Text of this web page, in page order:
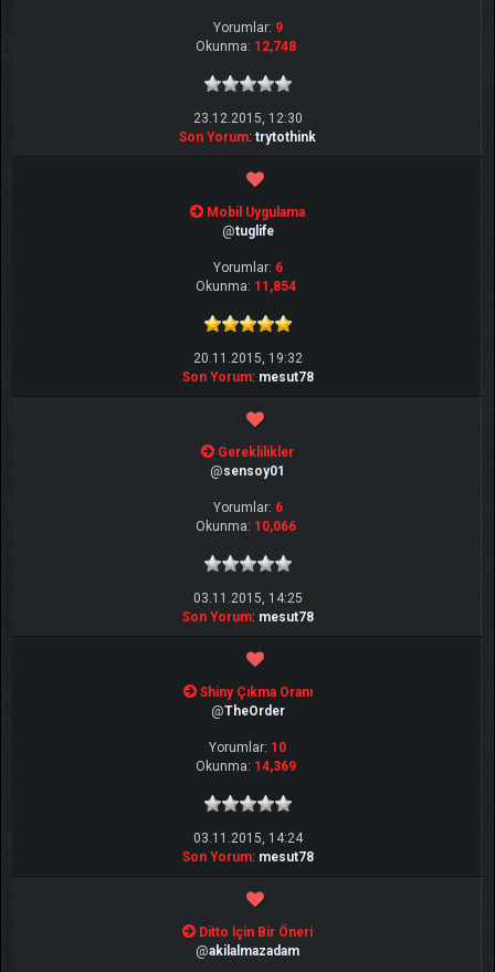
Yorumlar: 9
Okunma: 12,748
23.12.2015, 12:30
Son Yorum: trytothink
Mobil Uygulama
@tuglife
Yorumlar: 6
Okunma: 11,854
20.11.2015, 19:32
Son Yorum: mesut78
Gereklilikler
@sensoy01
Yorumlar: 6
Okunma: 10,066
03.11.2015, 14:25
Son Yorum: mesut78
Shiny Çıkma Oranı
@TheOrder
Yorumlar: 10
Okunma: 14,369
03.11.2015, 14:24
Son Yorum: mesut78
Ditto İçin Bir Öneri
@akilalmazadam